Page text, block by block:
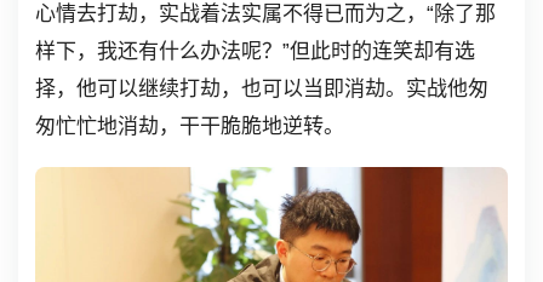
心情去打劫，实战着法实属不得已而为之，“除了那
样下，我还有什么办法呢？”但此时的连笑却有选
择，他可以继续打劫，也可以当即消劫。实战他匆
匆忙忙地消劫，干干脆脆地逆转。